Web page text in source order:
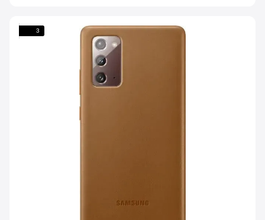
3